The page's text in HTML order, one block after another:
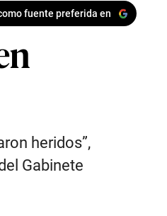
fuente preferida en
heridos”,
Gabinete